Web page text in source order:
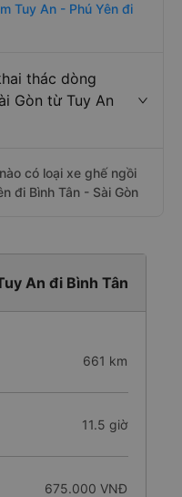
Tuy An - Phú Yên đi
thác dòng
Gòn từ Tuy An
có loại xe ghế ngồi
đi Bình Tân - Sài Gòn
An đi Bình Tân
661 km
11.5 giờ
675.000 VNĐ